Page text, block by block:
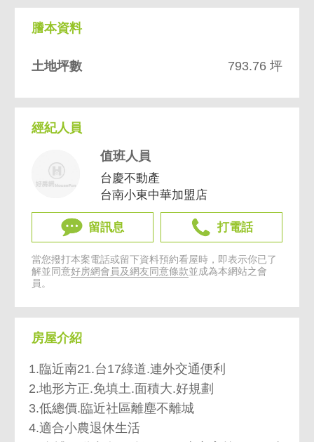
謄本資料
土地坪數 793.76 坪
經紀人員
值班人員
台慶不動產
台南小東中華加盟店
留訊息 打電話
當您撥打本案電話或留下資料預約看屋時，即表示你已了
解並同意好房網會員及網友同意條款並成為本網站之會
員。
房屋介紹
1.臨近南21.台17綠道.連外交通便利
2.地形方正.免填土.面積大.好規劃
3.低總價.臨近社區離塵不離城
4.適合小農退休生活